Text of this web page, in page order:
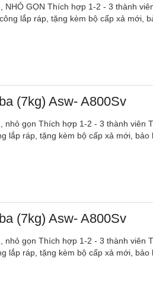
NHỎ GỌN Thích hợp 1-2 - 3 thành
lắp ráp, tặng kèm bộ cấp xả mới,
(7kg) Asw- A800Sv
nhỏ gọn Thích hợp 1-2 - 3 thành viên
lắp ráp, tặng kèm bộ cấp xả mới, bảo
(7kg) Asw- A800Sv
nhỏ gọn Thích hợp 1-2 - 3 thành viên
lắp ráp, tặng kèm bộ cấp xả mới, bảo